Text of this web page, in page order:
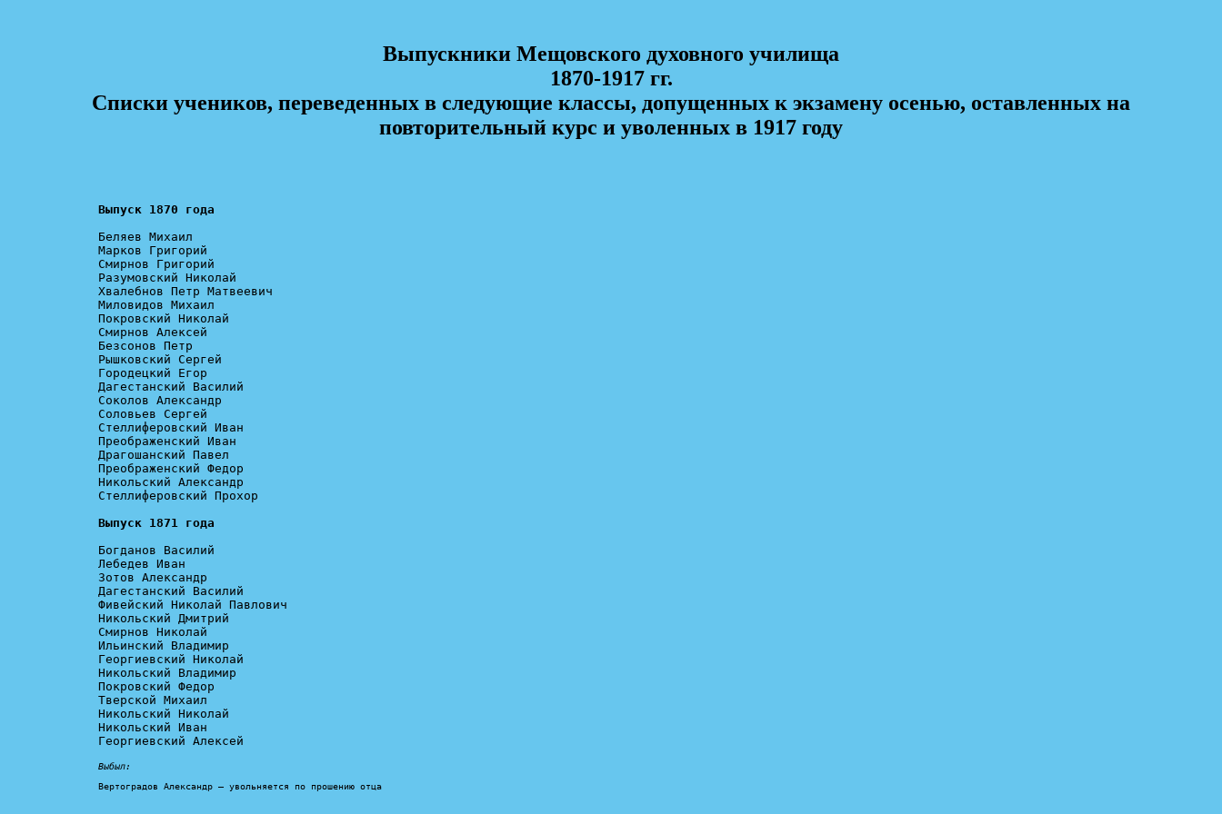
Выпускники Мещовского духовного училища
1870-1917 гг.
Списки учеников, переведенных в следующие классы, допущенных к экзамену осенью, оставленных на
повторительный курс и уволенных в 1917 году
Выпуск 1870 года
Беляев Михаил
Марков Григорий
Смирнов Григорий
Разумовский Николай
Хвалебнов Петр Матвеевич
Миловидов Михаил
Покровский Николай
Смирнов Алексей
Безсонов Петр
Рышковский Сергей
Городецкий Егор
Дагестанский Василий
Соколов Александр
Соловьев Сергей
Стеллиферовский Иван
Преображенский Иван
Драгошанский Павел
Преображенский Федор
Никольский Александр
Стеллиферовский Прохор
Выпуск 1871 года
Богданов Василий
Лебедев Иван
Зотов Александр
Дагестанский Василий
Фивейский Николай Павлович
Никольский Дмитрий
Смирнов Николай
Ильинский Владимир
Георгиевский Николай
Никольский Владимир
Покровский Федор
Тверской Михаил
Никольский Николай
Никольский Иван
Георгиевский Алексей
Выбыл:
Вертоградов Александр – увольняется по прошению отца